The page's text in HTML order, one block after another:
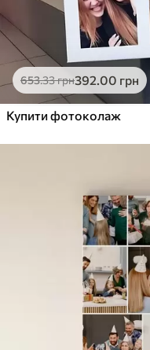
653.33грн392.00 грн
Купити фотоколаж